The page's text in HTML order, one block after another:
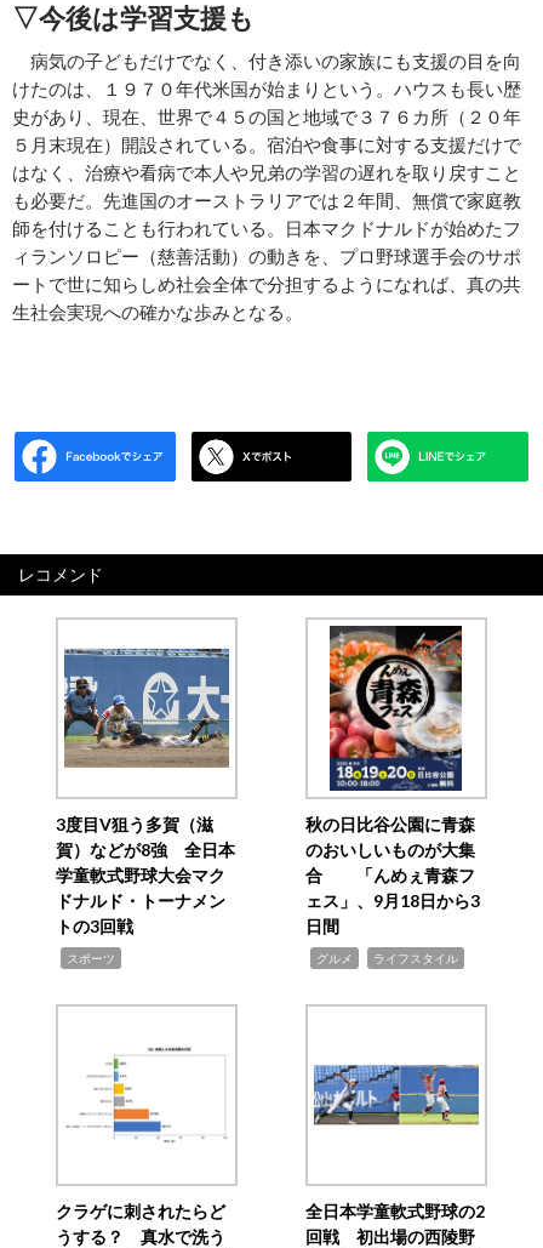
▽今後は学習支援も
病気の子どもだけでなく、付き添いの家族にも支援の目を向
けたのは、１９７０年代米国が始まりという。ハウスも長い歴
史があり、現在、世界で４５の国と地域で３７６カ所（２０年
５月末現在）開設されている。宿泊や食事に対する支援だけで
はなく、治療や看病で本人や兄弟の学習の遅れを取り戻すこと
も必要だ。先進国のオーストラリアでは２年間、無償で家庭教
師を付けることも行われている。日本マクドナルドが始めたフ
ィランソロピー（慈善活動）の動きを、プロ野球選手会のサポ
ートで世に知らしめ社会全体で分担するようになれば、真の共
生社会実現への確かな歩みとなる。
レコメンド
3度目V狙う多賀（滋
賀）などが8強 全日本
学童軟式野球大会マク
ドナルド・トーナメン
トの3回戦
スポーツ
秋の日比谷公園に青森
のおいしいものが大集
合 「んめぇ青森フ
ェス」、9月18日から3
日間
グルメ ライフスタイル
クラゲに刺されたらど
うする？ 真水で洗う
全日本学童軟式野球の2
回戦 初出場の西陵野